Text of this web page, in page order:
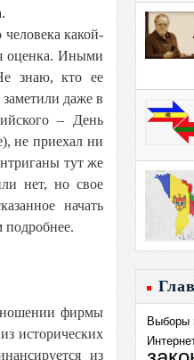
какой-
оценка. Иными
знаю, кто ее
даже в
– День
не приехал ни
тут же
нет, но свое
начать
подробнее.
фирмы
исторических
из
Выборы